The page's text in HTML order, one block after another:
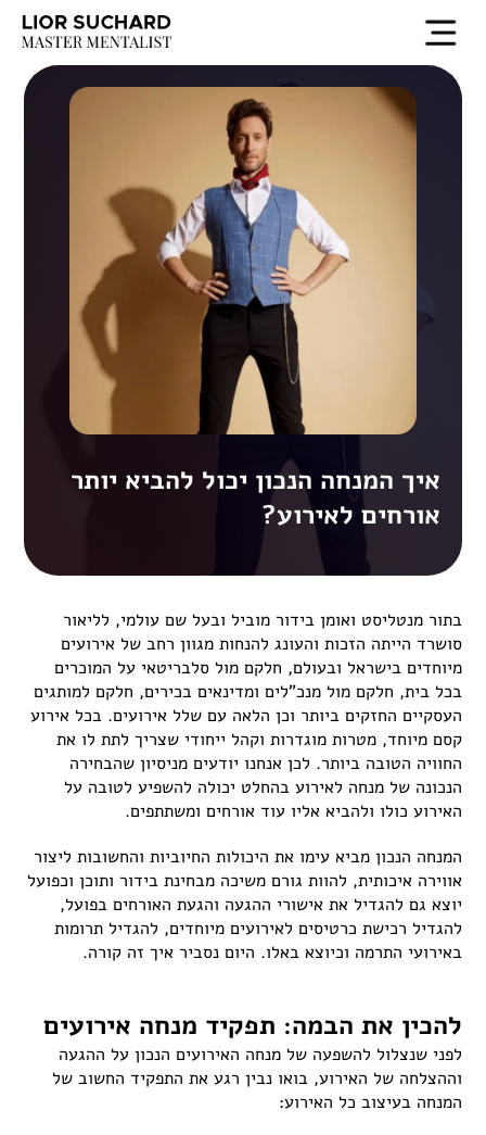
איך המנחה הנכון יכול להביא יותר
אורחים לאירוע?
בתור מנטליסט ואומן בידור מוביל ובעל שם עולמי, לליאור
סושרד הייתה הזכות והעונג להנחות מגוון רחב של אירועים
מיוחדים בישראל ובעולם, חלקם מול סלבריטאי על המוכרים
בכל בית, חלקם מול מנכ"לים ומדינאים בכירים, חלקם למותגים
העסקיים החזקים ביותר וכן הלאה עם שלל אירועים. בכל אירוע
קסם מיוחד, מטרות מוגדרות וקהל ייחודי שצריך לתת לו את
החוויה הטובה ביותר. לכן אנחנו יודעים מניסיון שהבחירה
הנכונה של מנחה לאירוע בהחלט יכולה להשפיע לטובה על
האירוע כולו ולהביא אליו עוד אורחים ומשתתפים.
המנחה הנכון מביא עימו את היכולות החיוביות והחשובות ליצור
אווירה איכותית, להוות גורם משיכה מבחינת בידור ותוכן וכפועל
יוצא גם להגדיל את אישורי ההגעה והגעת האורחים בפועל,
להגדיל רכישת כרטיסים לאירועים מיוחדים, להגדיל תרומות
באירועי התרמה וכיוצא באלו. היום נסביר איך זה קורה.
להכין את הבמה: תפקיד מנחה אירועים
לפני שנצלול להשפעה של מנחה האירועים הנכון על ההגעה
וההצלחה של האירוע, בואו נבין רגע את התפקיד החשוב של
המנחה בעיצוב כל האירוע: